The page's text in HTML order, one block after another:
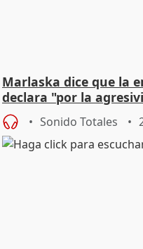
Marlaska dice que la
declara "por la
Sonido Totales